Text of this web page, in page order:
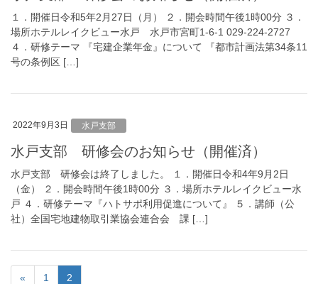
１．開催日令和5年2月27日（月） ２．開会時間午後1時00分 ３．
場所ホテルレイクビュー水戸 水戸市宮町1-6-1 029-224-2727
４．研修テーマ 『宅建企業年金』について 『都市計画法第34条11
号の条例区 […]
2022年9月3日 水戸支部
水戸支部 研修会のお知らせ（開催済）
水戸支部 研修会は終了しました。 １．開催日令和4年9月2日
（金） ２．開会時間午後1時00分 ３．場所ホテルレイクビュー水
戸 ４．研修テーマ『ハトサポ利用促進について』 ５．講師（公
社）全国宅地建物取引業協会連合会 課 […]
« 1 2